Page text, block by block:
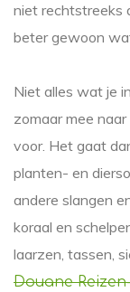
niet rechtstreeks
beter gewoon
Niet alles wat je
zomaar mee
voor. Het gaat
planten- en
andere slangen
koraal en
laarzen, tassen,
Douane